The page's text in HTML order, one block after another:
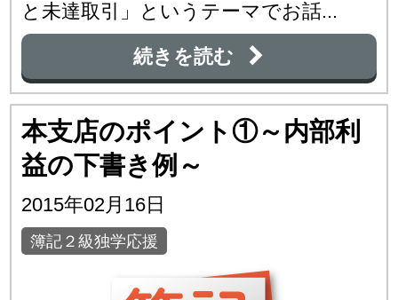
と未達取引」というテーマでお話...
続きを読む
本支店のポイント①～内部利
益の下書き例～
2015年02月16日
簿記２級独学応援